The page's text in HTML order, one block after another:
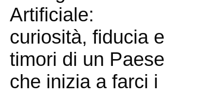
Artificiale:
curiosità, fiducia e
timori di un Paese
che inizia a farci i